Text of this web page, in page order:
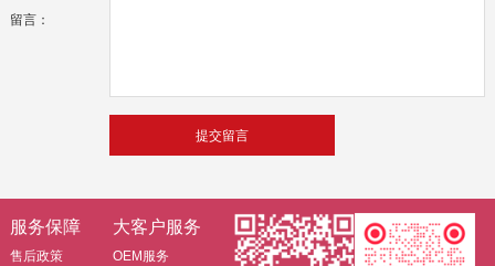
留言：
服务保障
售后政策
大客户服务
OEM服务